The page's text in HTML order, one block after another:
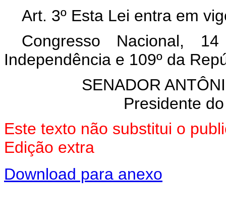
Art. 3º Esta Lei entra em
Congresso Nacional,
Independência e 109º da
SENADOR
Presidente
Este texto não substitui o
Edição extra
Download para anexo